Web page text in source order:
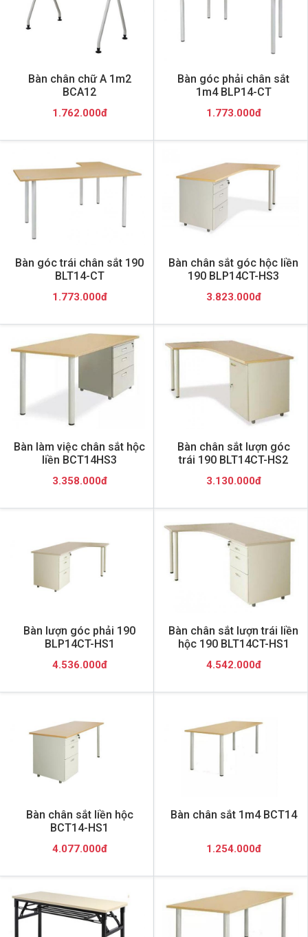
Bàn chân chữ A 1m2
BCA12
1.762.000đ
Bàn góc phải chân sắt
1m4 BLP14-CT
1.773.000đ
Bàn góc trái chân sắt 190
BLT14-CT
1.773.000đ
Bàn chân sắt góc hộc liền
190 BLP14CT-HS3
3.823.000đ
Bàn làm việc chân sắt hộc
liền BCT14HS3
3.358.000đ
Bàn chân sắt lượn góc
trái 190 BLT14CT-HS2
3.130.000đ
Bàn lượn góc phải 190
BLP14CT-HS1
4.536.000đ
Bàn chân sắt lượn trái liền
hộc 190 BLT14CT-HS1
4.542.000đ
Bàn chân sắt liền hộc
BCT14-HS1
4.077.000đ
Bàn chân sắt 1m4 BCT14
1.254.000đ